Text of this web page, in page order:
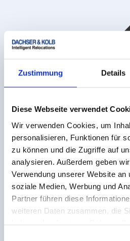
Zustimmung Details
Diese Webseite verwendet
Wir verwenden Cookies, um
personalisieren, Funktionen für
zu können und die Zugriffe auf
analysieren. Außerdem geben
Verwendung unserer Website an
soziale Medien, Werbung und
Partner führen diese
weiteren Daten zusammen, die
Sofort klare Umzugskosten